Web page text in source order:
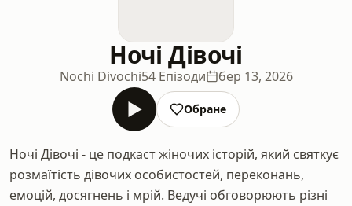
Ночі Дівочі
Nochi Divochi54 Епізоди бер 13, 2026
Обране
Ночі Дівочі - це подкаст жіночих історій, який святкує
розмаїтість дівочих особистостей, переконань,
емоцій, досягнень і мрій. Ведучі обговорюють різні